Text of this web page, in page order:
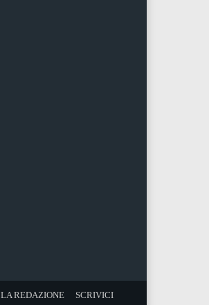
LA REDAZIONE SCRIVICI